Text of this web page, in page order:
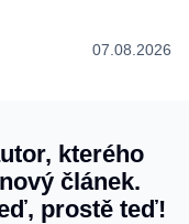
07.08.2026
kterého
článek.
prostě teď!